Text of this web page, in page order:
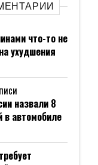
что-то не
ухудшения
назвали 8
автомобиле